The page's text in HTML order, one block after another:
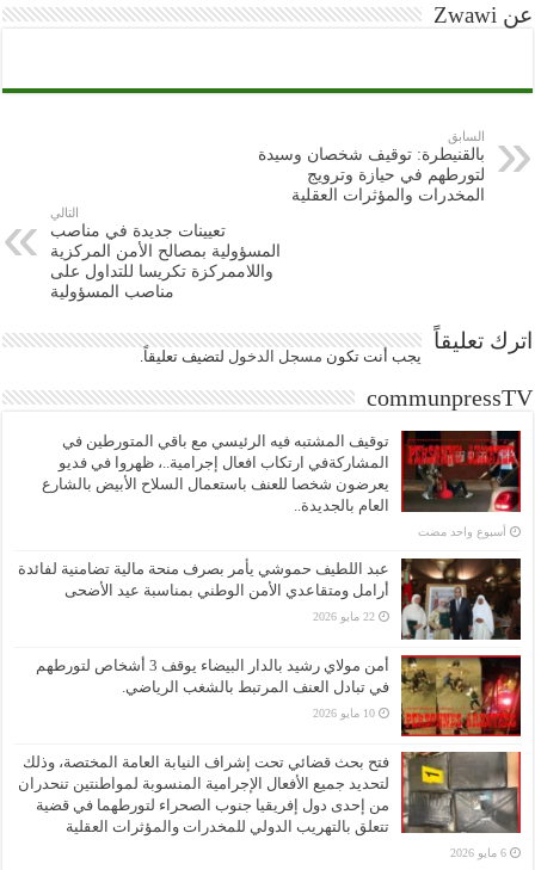
عن Zwawi
السابق
بالقنيطرة: توقيف شخصان وسيدة
لتورطهم في حيازة وترويج
المخدرات والمؤثرات العقلية
التالي
تعيينات جديدة في مناصب
المسؤولية بمصالح الأمن المركزية
واللاممركزة تكريسا للتداول على
مناصب المسؤولية
اترك تعليقاً
يجب أنت تكون مسجل الدخول لتضيف تعليقاً.
communpressTV
توقيف المشتبه فيه الرئيسي مع باقي المتورطين في
المشاركةفي ارتكاب افعال إجرامية..، ظهروا في فديو
يعرضون شخصا للعنف باستعمال السلاح الأبيض بالشارع
العام بالجديدة..
‏أسبوع واحد مضت
عبد اللطيف حموشي يأمر بصرف منحة مالية تضامنية لفائدة
أرامل ومتقاعدي الأمن الوطني بمناسبة عيد الأضحى
22 مايو 2026
أمن مولاي رشيد بالدار البيضاء يوقف 3 أشخاص لتورطهم
في تبادل العنف المرتبط بالشغب الرياضي.
10 مايو 2026
فتح بحث قضائي تحت إشراف النيابة العامة المختصة، وذلك
لتحديد جميع الأفعال الإجرامية المنسوبة لمواطنتين تنحدران
من إحدى دول إفريقيا جنوب الصحراء لتورطهما في قضية
تتعلق بالتهريب الدولي للمخدرات والمؤثرات العقلية
6 مايو 2026